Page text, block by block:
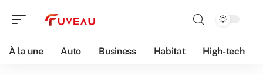
À la une Auto Business Habitat High-tech